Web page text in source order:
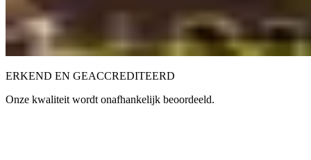
ERKEND EN GEACCREDITEERD
Onze kwaliteit wordt onafhankelijk beoordeeld.